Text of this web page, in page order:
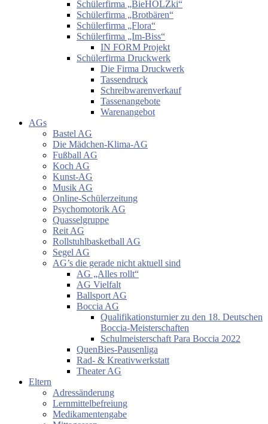
Schülerfirma „BieHOLZki“
Schülerfirma „Brotbären“
Schülerfirma „Flora“
Schülerfirma „Im-Biss“
IN FORM Projekt
Schülerfirma Druckwerk
Die Firma Druckwerk
Tassendruck
Schreibwarenverkauf
Tassenangebote
Warenangebot
AGs
Bastel AG
Die Mädchen-Klima-AG
Fußball AG
Koch AG
Kunst-AG
Musik AG
Online-Schülerzeitung
Psychomotorik AG
Quasselgruppe
Reit AG
Rollstuhlbasketball AG
Segel AG
AG’s die gerade nicht aktuell sind
AG „Alles rollt“
AG Vielfalt
Ballsport AG
Boccia AG
Qualifikationsturnier zu den 18. Deutschen
Boccia-Meisterschaften
Schulmeisterschaft Para Boccia 2022
QuenBies-Pausenliga
Rad- & Kreativwerkstatt
Theater AG
Eltern
Adressänderung
Lernmittelbefreiung
Medikamentengabe